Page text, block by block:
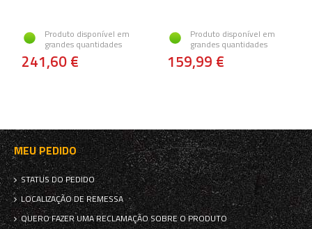
Produto disponível em
grandes quantidades
241,60 €
Produto disponível em
grandes quantidades
159,99 €
MEU PEDIDO
STATUS DO PEDIDO
LOCALIZAÇÃO DE REMESSA
QUERO FAZER UMA RECLAMAÇÃO SOBRE O PRODUTO